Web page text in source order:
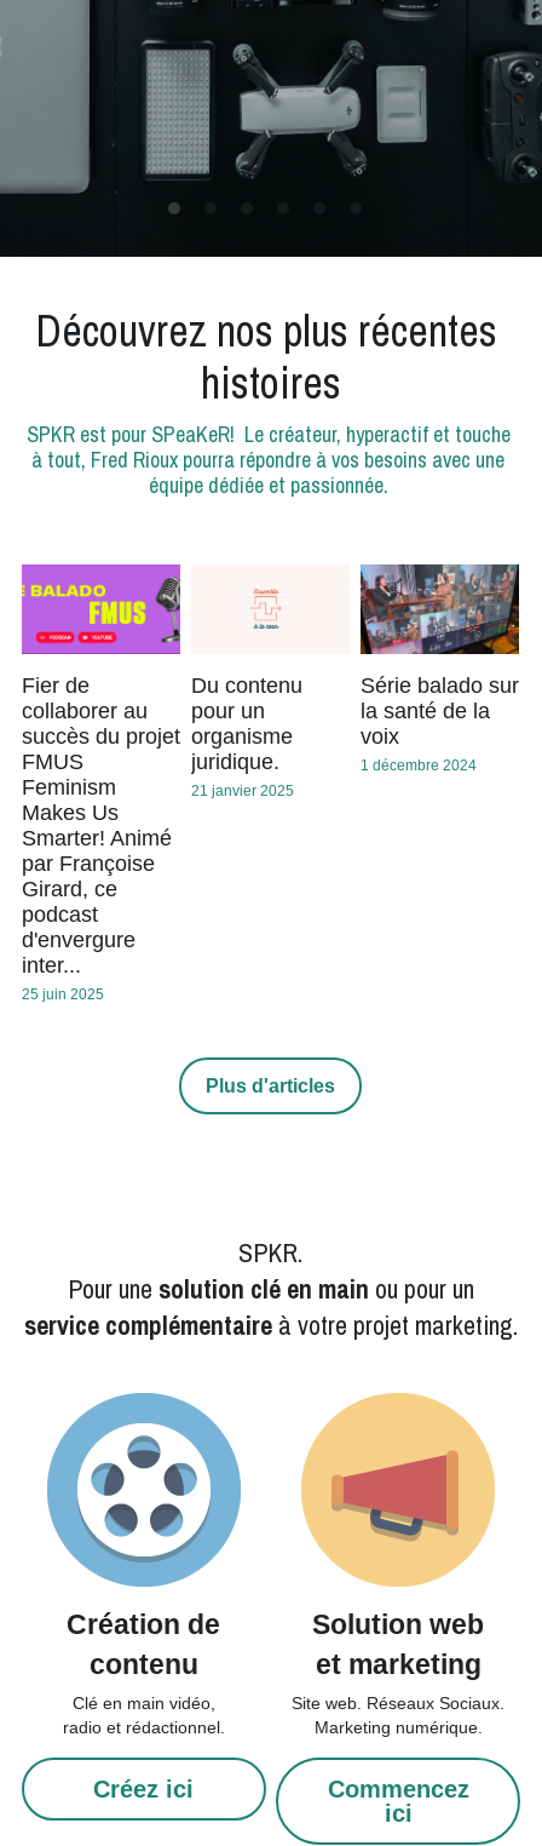
Banque de voix
Spécial 2023
Contactez-nous
Découvrez nos plus récentes
histoires
SPKR est pour SPeaKeR!  Le créateur, hyperactif et touche
à tout, Fred Rioux pourra répondre à vos besoins avec une
équipe dédiée et passionnée.
Fier de
collaborer au
succès du projet
FMUS
Feminism
Makes Us
Smarter! Animé
par Françoise
Girard, ce
podcast
d'envergure
inter...
25 juin 2025
Du contenu
pour un
organisme
juridique.
21 janvier 2025
Série balado sur
la santé de la
voix
1 décembre 2024
Plus d'articles
SPKR.
Pour une solution clé en main ou pour un
service complémentaire à votre projet marketing.
Création de
contenu
Clé en main vidéo,
radio et rédactionnel.
Créez ici
Solution web
et marketing
Site web. Réseaux Sociaux.
Marketing numérique.
Commencez
ici